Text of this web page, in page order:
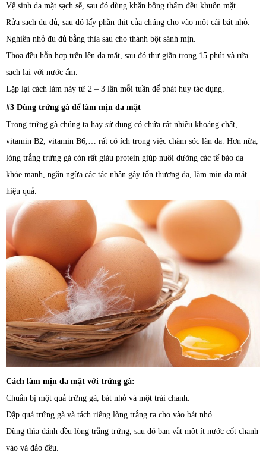
Vệ sinh da mặt sạch sẽ, sau đó dùng khăn bông thấm đều khuôn mặt.
Rửa sạch đu đủ, sau đó lấy phần thịt của chúng cho vào một cái bát nhỏ.
Nghiền nhỏ đu đủ bằng thìa sau cho thành bột sánh mịn.
Thoa đều hỗn hợp trên lên da mặt, sau đó thư giãn trong 15 phút và rửa
sạch lại với nước ấm.
Lặp lại cách làm này từ 2 – 3 lần mỗi tuần để phát huy tác dụng.
#3 Dùng trứng gà để làm mịn da mặt
Trong trứng gà chúng ta hay sử dụng có chứa rất nhiều khoáng chất,
vitamin B2, vitamin B6,… rất có ích trong việc chăm sóc làn da. Hơn nữa,
lòng trắng trứng gà còn rất giàu protein giúp nuôi dưỡng các tế bào da
khỏe mạnh, ngăn ngừa các tác nhân gây tổn thương da, làm mịn da mặt
hiệu quả.
Cách làm mịn da mặt với trứng gà:
Chuẩn bị một quả trứng gà, bát nhỏ và một trái chanh.
Đập quả trứng gà và tách riêng lòng trắng ra cho vào bát nhỏ.
Dùng thìa đánh đều lòng trắng trứng, sau đó bạn vắt một ít nước cốt chanh
vào và đảo đều.